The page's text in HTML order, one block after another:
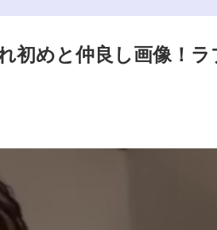
初めと仲良し画像！